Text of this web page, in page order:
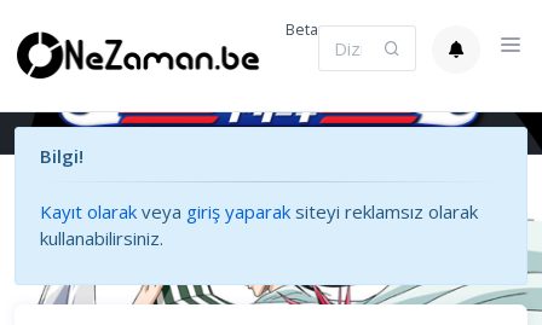
Beta
Bilgi!
Kayıt olarak veya giriş yaparak siteyi reklamsız olarak
kullanabilirsiniz.